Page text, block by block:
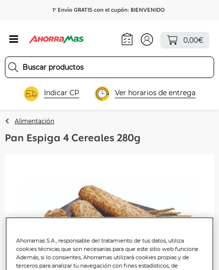
1º Envío GRATIS con el cupón: BIENVENIDO
0,00€
Indicar CP Ver horarios de entrega
Alimentación
Pan Espiga 4 Cereales 280g
Ahorramas S.A., responsable del tratamiento de tus datos, utiliza
cookies técnicas que son necesarias para que este sitio web funcione.
Además, si lo consientes, Ahorramas utilizará cookies propias y de
terceros para analizar tu navegación con fines estadísticos, de